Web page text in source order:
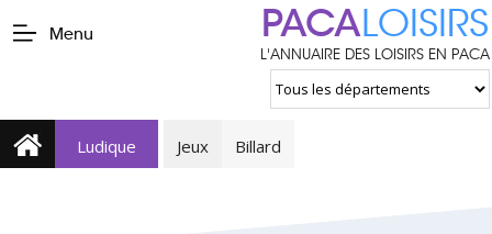
Menu PACALOISIRS
L'ANNUAIRE DES LOISIRS EN PACA
Ludique Jeux Billard